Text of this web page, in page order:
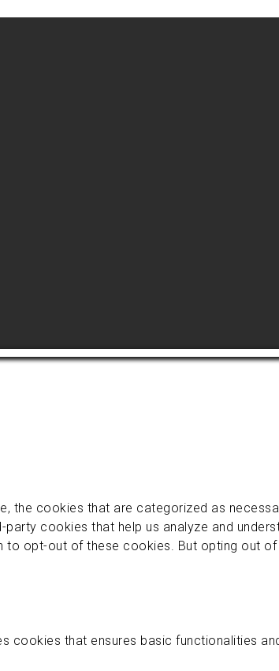
the cookies that are categorized as
cookies that help us analyze and
to opt-out of these cookies. But opting out
cookies that ensures basic functionalities